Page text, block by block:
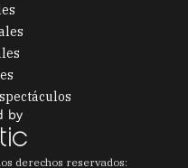
derechos reservados: